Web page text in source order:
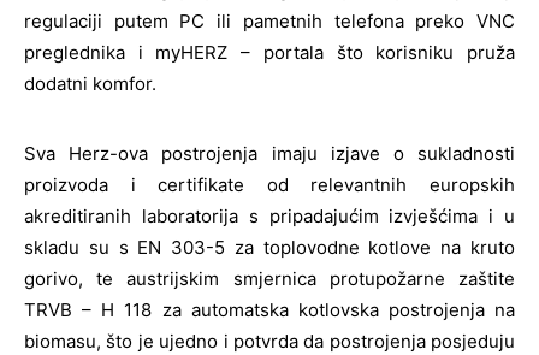
regulaciji putem PC ili pametnih telefona preko VNC
preglednika i myHERZ – portala što korisniku pruža
dodatni komfor.
Sva Herz-ova postrojenja imaju izjave o sukladnosti
proizvoda i certifikate od relevantnih europskih
akreditiranih laboratorija s pripadajućim izvješćima i u
skladu su s EN 303-5 za toplovodne kotlove na kruto
gorivo, te austrijskim smjernica protupožarne zaštite
TRVB – H 118 za automatska kotlovska postrojenja na
biomasu, što je ujedno i potvrda da postrojenja posjeduju